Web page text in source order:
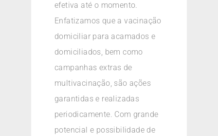
efetiva até o momento.
Enfatizamos que a vacinação
domiciliar para acamados e
domiciliados, bem como
campanhas extras de
multivacinação, são ações
garantidas e realizadas
periodicamente. Com grande
potencial e possibilidade de